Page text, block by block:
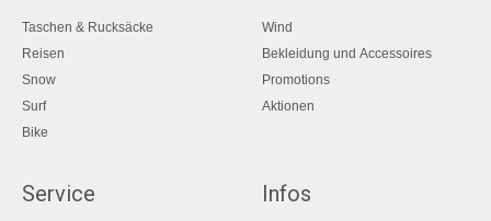
Taschen & Rucksäcke
Reisen
Snow
Surf
Bike
Wind
Bekleidung und Accessoires
Promotions
Aktionen
Service Infos